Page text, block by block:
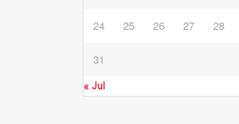
24 25 26 27 28
31
« Jul